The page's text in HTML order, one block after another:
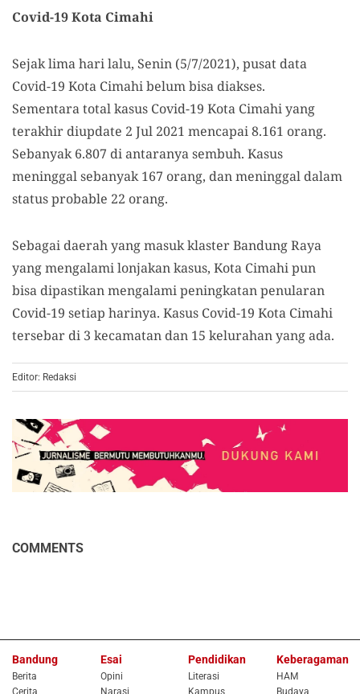
Covid-19 Kota Cimahi
Sejak lima hari lalu, Senin (5/7/2021), pusat data
Covid-19 Kota Cimahi belum bisa diakses.
Sementara total kasus Covid-19 Kota Cimahi yang
terakhir diupdate 2 Jul 2021 mencapai 8.161 orang.
Sebanyak 6.807 di antaranya sembuh. Kasus
meninggal sebanyak 167 orang, dan meninggal dalam
status probable 22 orang.
Sebagai daerah yang masuk klaster Bandung Raya
yang mengalami lonjakan kasus, Kota Cimahi pun
bisa dipastikan mengalami peningkatan penularan
Covid-19 setiap harinya. Kasus Covid-19 Kota Cimahi
tersebar di 3 kecamatan dan 15 kelurahan yang ada.
Editor: Redaksi
COMMENTS
Bandung
Berita
Cerita
Esai
Opini
Narasi
Pendidikan
Literasi
Kampus
Keberagaman
HAM
Budaya